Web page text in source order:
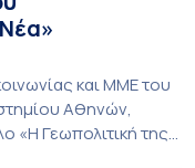
και ΜΜΕ του
Αθηνών,
«Η Γεωπολιτική της